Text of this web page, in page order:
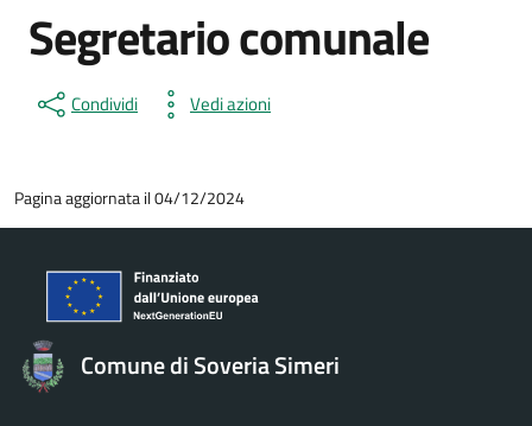
Segretario comunale
Condividi Vedi azioni
Pagina aggiornata il 04/12/2024
Comune di Soveria Simeri